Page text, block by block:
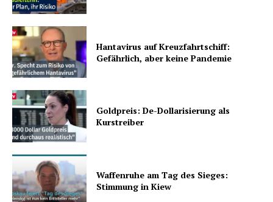
Hantavirus auf Kreuzfahrtschiff:
Gefährlich, aber keine Pandemie
Goldpreis: De-Dollarisierung als
Kurstreiber
Waffenruhe am Tag des Sieges:
Stimmung in Kiew